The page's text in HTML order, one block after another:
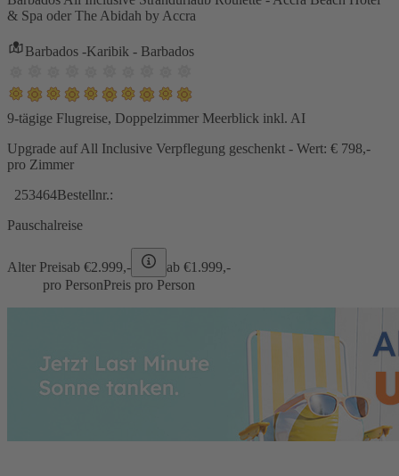
& Spa oder The Abidah by Accra
Barbados -Karibik - Barbados
9-tägige Flugreise, Doppelzimmer Meerblick inkl. AI
Upgrade auf All Inclusive Verpflegung geschenkt - Wert: € 798,-
pro Zimmer
253464Bestellnr.:
Pauschalreise
Alter Preisab €2.999,- ab €1.999,-
pro PersonPreis pro Person